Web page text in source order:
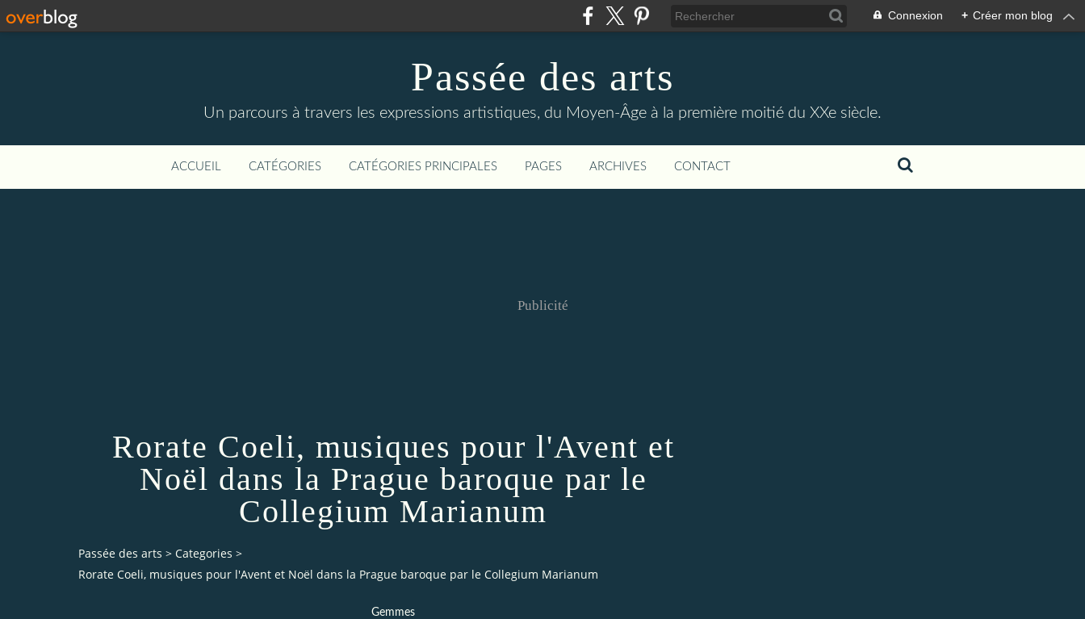
Connexion + Créer mon blog
Passée des arts
Un parcours à travers les expressions artistiques, du Moyen-Âge à la première moitié du XXe siècle.
ACCUEIL CATÉGORIES CATÉGORIES PRINCIPALES PAGES ARCHIVES CONTACT
Publicité
Rorate Coeli, musiques pour l'Avent et
Noël dans la Prague baroque par le
Collegium Marianum
Passée des arts > Categories >
Rorate Coeli, musiques pour l'Avent et Noël dans la Prague baroque par le Collegium Marianum
Gemmes